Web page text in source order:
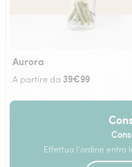
Aurora
A partire da 39€99
Effettua l'ordine entro